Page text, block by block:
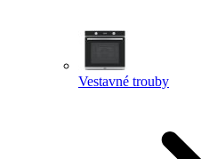
Vestavné trouby